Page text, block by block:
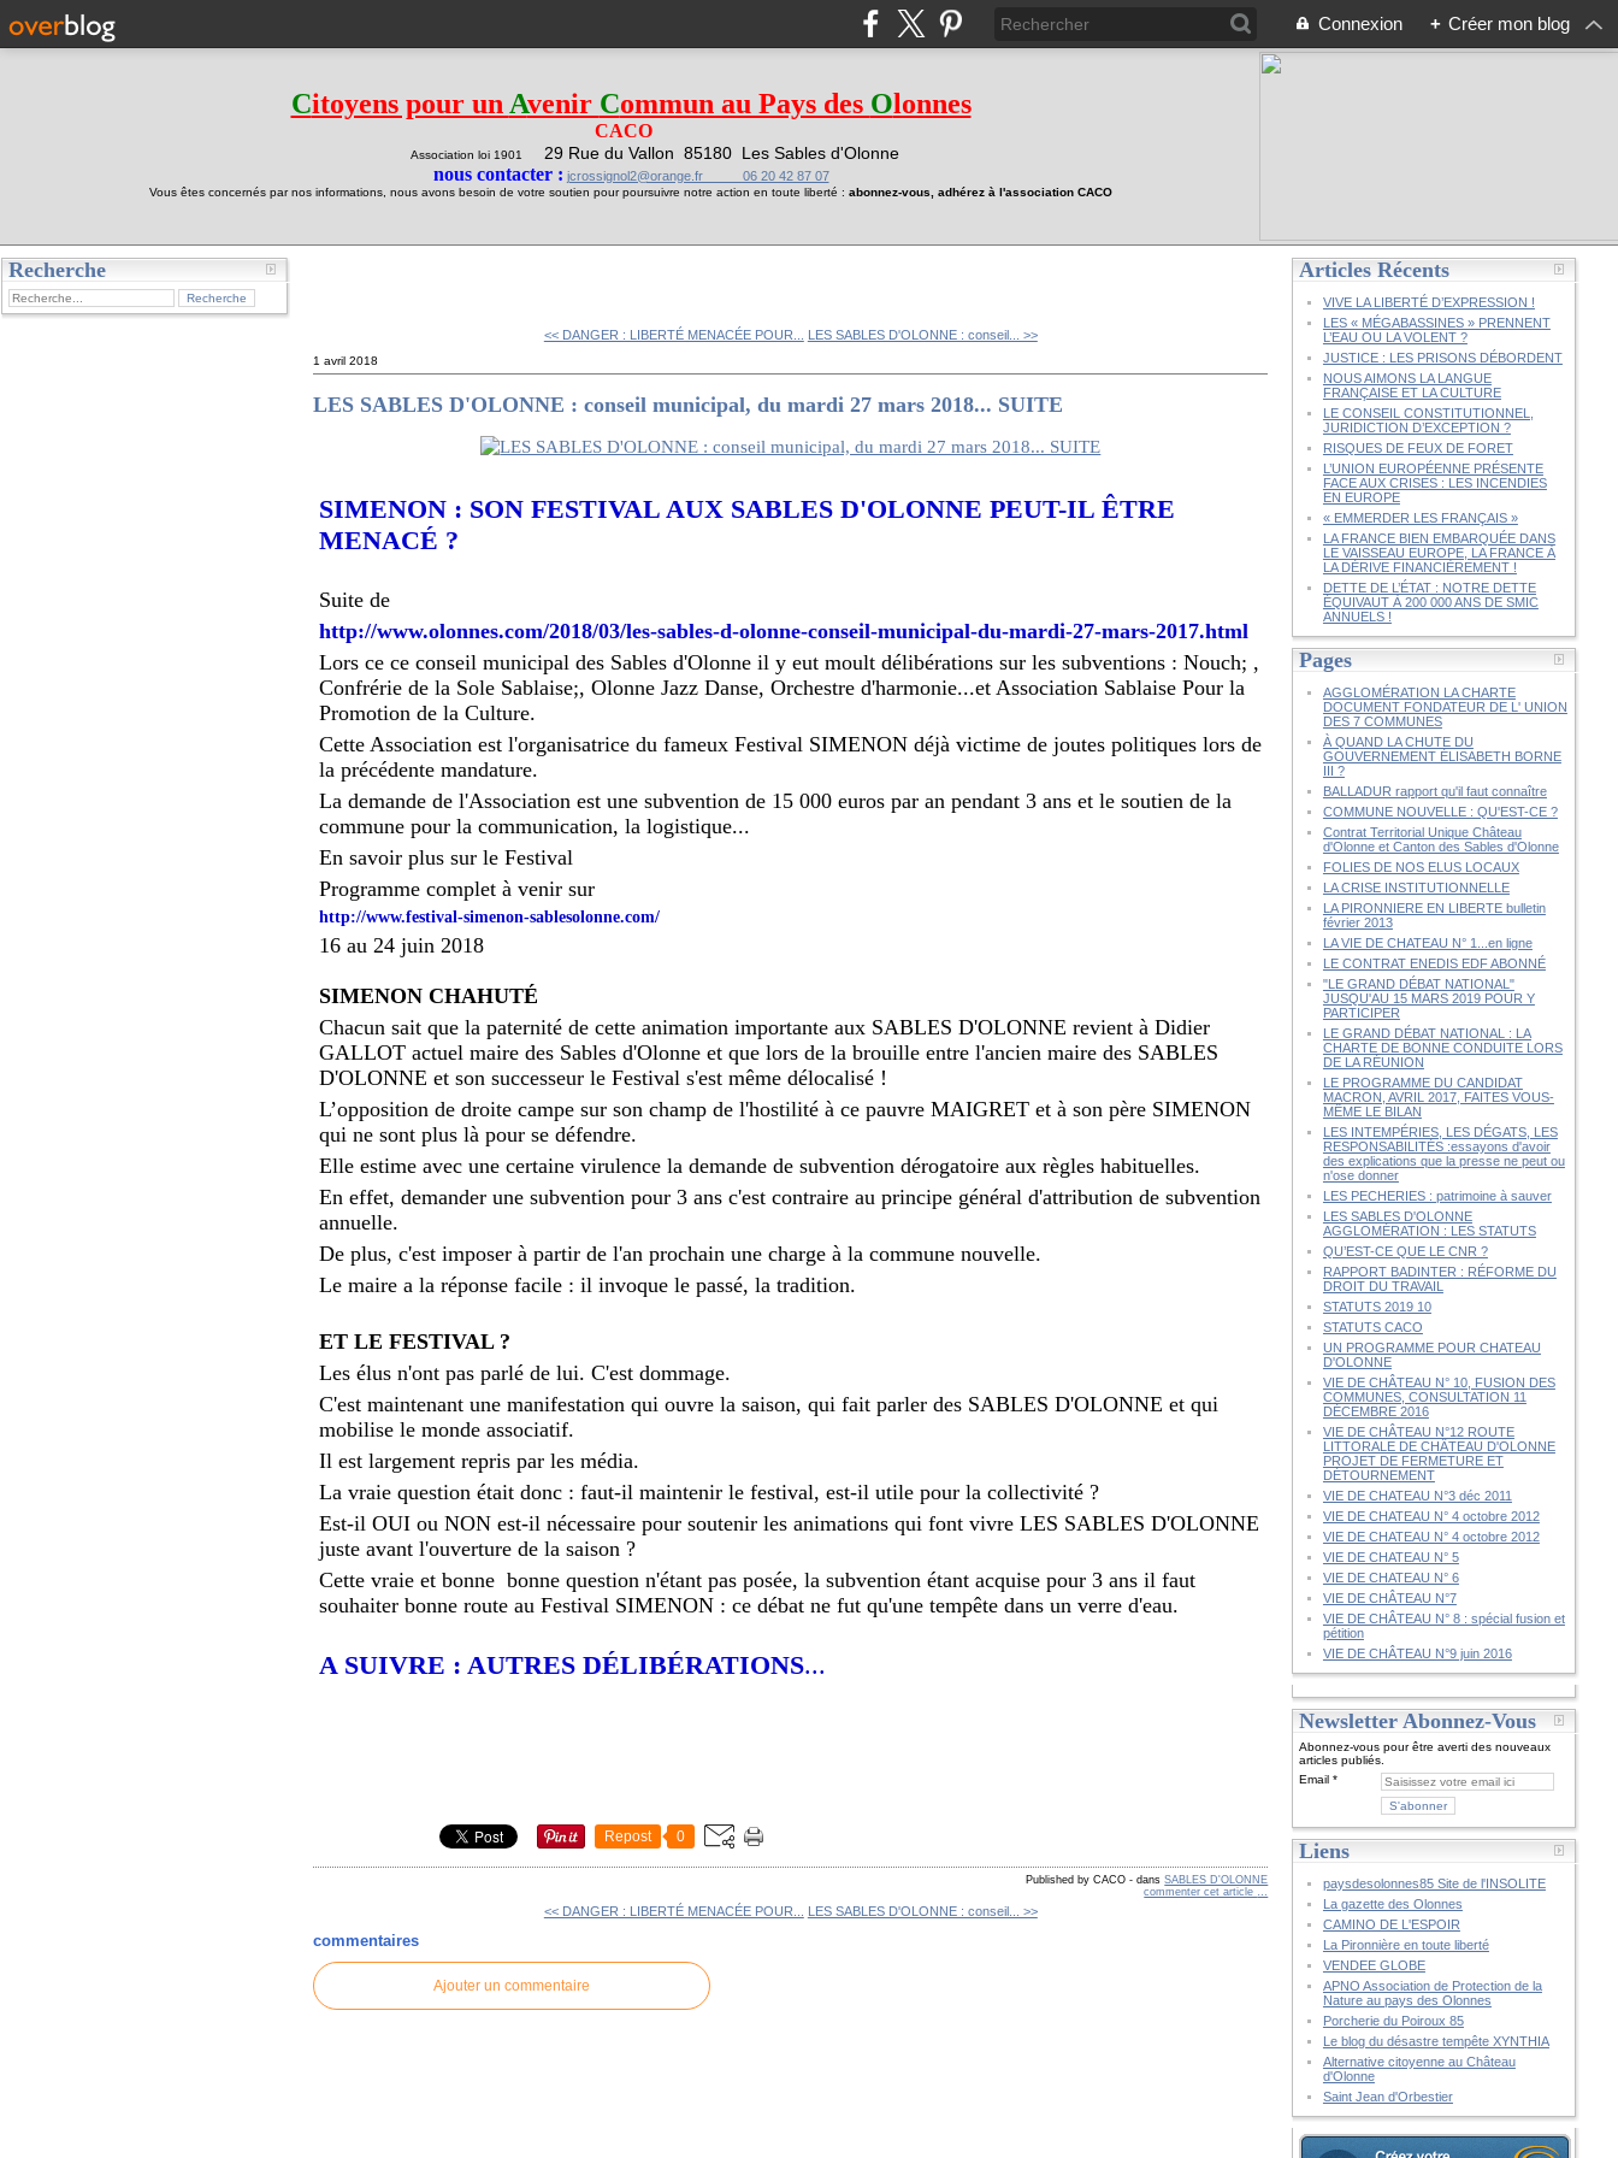
Connexion + Créer mon blog
Citoyens pour un Avenir Commun au Pays des Olonnes
CACO
Association loi 1901 29 Rue du Vallon 85180 Les Sables d'Olonne
nous contacter : jcrossignol2@orange.fr 06 20 42 87 07
Vous êtes concernés par nos informations, nous avons besoin de votre soutien pour poursuivre notre action en toute liberté : abonnez-vous, adhérez à l'association CACO
Recherche
<< DANGER : LIBERTÉ MENACÉE POUR... LES SABLES D'OLONNE : conseil... >>
1 avril 2018
LES SABLES D'OLONNE : conseil municipal, du mardi 27 mars 2018... SUITE
SIMENON : SON FESTIVAL AUX SABLES D'OLONNE PEUT-IL ÊTRE
MENACÉ ?
Suite de
http://www.olonnes.com/2018/03/les-sables-d-olonne-conseil-municipal-du-mardi-27-mars-2017.html
Lors ce ce conseil municipal des Sables d'Olonne il y eut moult délibérations sur les subventions : Nouch; ,
Confrérie de la Sole Sablaise;, Olonne Jazz Danse, Orchestre d'harmonie...et Association Sablaise Pour la
Promotion de la Culture.
Cette Association est l'organisatrice du fameux Festival SIMENON déjà victime de joutes politiques lors de
la précédente mandature.
La demande de l'Association est une subvention de 15 000 euros par an pendant 3 ans et le soutien de la
commune pour la communication, la logistique...
En savoir plus sur le Festival
Programme complet à venir sur
http://www.festival-simenon-sablesolonne.com/
16 au 24 juin 2018
SIMENON CHAHUTÉ
Chacun sait que la paternité de cette animation importante aux SABLES D'OLONNE revient à Didier
GALLOT actuel maire des Sables d'Olonne et que lors de la brouille entre l'ancien maire des SABLES
D'OLONNE et son successeur le Festival s'est même délocalisé !
L’opposition de droite campe sur son champ de l'hostilité à ce pauvre MAIGRET et à son père SIMENON
qui ne sont plus là pour se défendre.
Elle estime avec une certaine virulence la demande de subvention dérogatoire aux règles habituelles.
En effet, demander une subvention pour 3 ans c'est contraire au principe général d'attribution de subvention
annuelle.
De plus, c'est imposer à partir de l'an prochain une charge à la commune nouvelle.
Le maire a la réponse facile : il invoque le passé, la tradition.
ET LE FESTIVAL ?
Les élus n'ont pas parlé de lui. C'est dommage.
C'est maintenant une manifestation qui ouvre la saison, qui fait parler des SABLES D'OLONNE et qui
mobilise le monde associatif.
Il est largement repris par les média.
La vraie question était donc : faut-il maintenir le festival, est-il utile pour la collectivité ?
Est-il OUI ou NON est-il nécessaire pour soutenir les animations qui font vivre LES SABLES D'OLONNE
juste avant l'ouverture de la saison ?
Cette vraie et bonne bonne question n'étant pas posée, la subvention étant acquise pour 3 ans il faut
souhaiter bonne route au Festival SIMENON : ce débat ne fut qu'une tempête dans un verre d'eau.
A SUIVRE : AUTRES DÉLIBÉRATIONS...
Repost 0
Published by CACO - dansSABLES D'OLONNE
commenter cet article
<< DANGER : LIBERTÉ MENACÉE POUR... LES SABLES D'OLONNE : conseil... >>
commentaires
Ajouter un commentaire
Articles Récents
VIVE LA LIBERTÉ D’EXPRESSION !
LES « MÉGABASSINES » PRENNENT
L’EAU OU LA VOLENT ?
JUSTICE : LES PRISONS DÉBORDENT
NOUS AIMONS LA LANGUE
FRANÇAISE ET LA CULTURE
LE CONSEIL CONSTITUTIONNEL,
JURIDICTION D’EXCEPTION ?
RISQUES DE FEUX DE FORET
L’UNION EUROPÉENNE PRÉSENTE
FACE AUX CRISES : LES INCENDIES
EN EUROPE
« EMMERDER LES FRANÇAIS »
LA FRANCE BIEN EMBARQUÉE DANS
LE VAISSEAU EUROPE, LA FRANCE À
LA DÉRIVE FINANCIÈREMENT !
DETTE DE L’ÉTAT : NOTRE DETTE
ÉQUIVAUT À 200 000 ANS DE SMIC
ANNUELS !
Pages
AGGLOMÉRATION LA CHARTE
DOCUMENT FONDATEUR DE L' UNION
DES 7 COMMUNES
À QUAND LA CHUTE DU
GOUVERNEMENT ÉLISABETH BORNE
III ?
BALLADUR rapport qu'il faut connaître
COMMUNE NOUVELLE : QU'EST-CE ?
Contrat Territorial Unique Château
d'Olonne et Canton des Sables d'Olonne
FOLIES DE NOS ELUS LOCAUX
LA CRISE INSTITUTIONNELLE
LA PIRONNIERE EN LIBERTE bulletin
février 2013
LA VIE DE CHATEAU N° 1...en ligne
LE CONTRAT ENEDIS EDF ABONNÉ
"LE GRAND DÉBAT NATIONAL"
JUSQU'AU 15 MARS 2019 POUR Y
PARTICIPER
LE GRAND DÉBAT NATIONAL : LA
CHARTE DE BONNE CONDUITE LORS
DE LA RÉUNION
LE PROGRAMME DU CANDIDAT
MACRON, AVRIL 2017, FAITES VOUS-
MÊME LE BILAN
LES INTEMPÉRIES, LES DÉGATS, LES
RESPONSABILITÉS :essayons d'avoir
des explications que la presse ne peut ou
n'ose donner
LES PECHERIES : patrimoine à sauver
LES SABLES D'OLONNE
AGGLOMÉRATION : LES STATUTS
QU’EST-CE QUE LE CNR ?
RAPPORT BADINTER : RÉFORME DU
DROIT DU TRAVAIL
STATUTS 2019 10
STATUTS CACO
UN PROGRAMME POUR CHATEAU
D'OLONNE
VIE DE CHÂTEAU N° 10, FUSION DES
COMMUNES, CONSULTATION 11
DÉCEMBRE 2016
VIE DE CHÂTEAU N°12 ROUTE
LITTORALE DE CHÂTEAU D'OLONNE
PROJET DE FERMETURE ET
DÉTOURNEMENT
VIE DE CHATEAU N°3 déc 2011
VIE DE CHATEAU N° 4 octobre 2012
VIE DE CHATEAU N° 4 octobre 2012
VIE DE CHATEAU N° 5
VIE DE CHATEAU N° 6
VIE DE CHÂTEAU N°7
VIE DE CHÂTEAU N° 8 : spécial fusion et
pétition
VIE DE CHÂTEAU N°9 juin 2016
Newsletter Abonnez-Vous
Abonnez-vous pour être averti des nouveaux
articles publiés.
Email
Liens
paysdesolonnes85 Site de l'INSOLITE
La gazette des Olonnes
CAMINO DE L'ESPOIR
La Pironnière en toute liberté
VENDEE GLOBE
APNO Association de Protection de la
Nature au pays des Olonnes
Porcherie du Poiroux 85
Le blog du désastre tempête XYNTHIA
Alternative citoyenne au Château
d'Olonne
Saint Jean d'Orbestier